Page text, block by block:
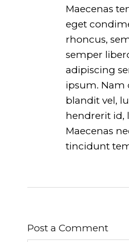
Maecenas
eget
rhoncus,
semper
adipiscing
ipsum. Nam
blandit vel,
hendrerit id,
Maecenas
tincidunt
Post a Comment